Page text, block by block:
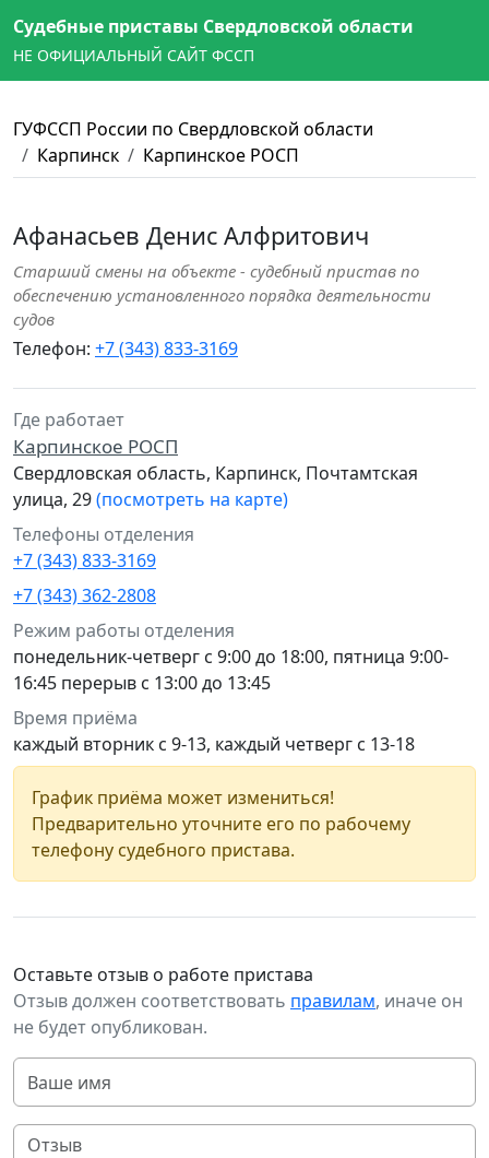
Судебные приставы Свердловской области
НЕ ОФИЦИАЛЬНЫЙ САЙТ ФССП
ГУФССП России по Свердловской области
Карпинск
Карпинское РОСП
Афанасьев Денис Алфритович
Старший смены на объекте - судебный пристав по
обеспечению установленного порядка деятельности
судов
Телефон: +7 (343) 833-3169
Где работает
Карпинское РОСП
Свердловская область, Карпинск, Почтамтская
улица, 29(посмотреть на карте)
Телефоны отделения
+7 (343) 833-3169
+7 (343) 362-2808
Режим работы отделения
понедельник-четверг с 9:00 до 18:00, пятница 9:00-
16:45 перерыв с 13:00 до 13:45
Время приёма
каждый вторник с 9-13, каждый четверг с 13-18
График приёма может измениться!
Предварительно уточните его по рабочему
телефону судебного пристава.
Оставьте отзыв о работе пристава
Отзыв должен соответствовать правилам, иначе он
не будет опубликован.